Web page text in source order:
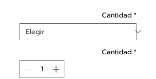
Cantidad*
Cantidad*